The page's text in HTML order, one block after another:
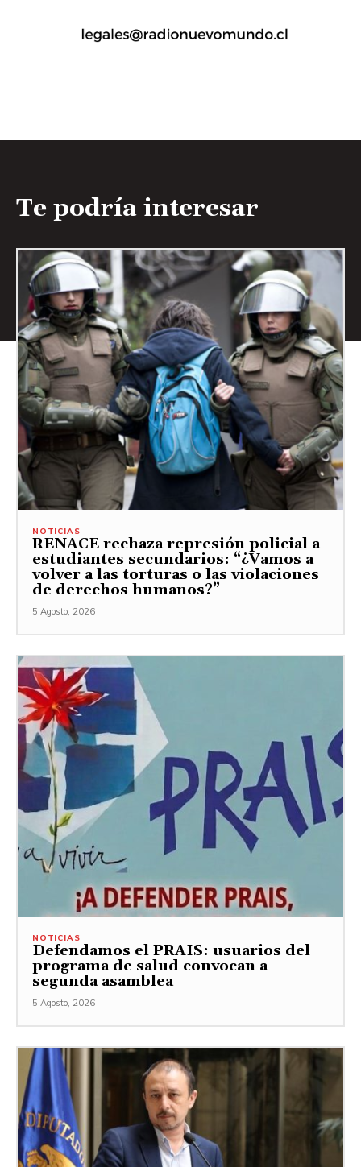
Te podría interesar
NOTICIAS
RENACE rechaza represión policial a
estudiantes secundarios: “¿Vamos a
volver a las torturas o las violaciones
de derechos humanos?”
5 Agosto, 2026
NOTICIAS
Defendamos el PRAIS: usuarios del
programa de salud convocan a
segunda asamblea
5 Agosto, 2026